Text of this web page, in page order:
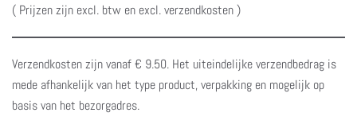
( Prijzen zijn excl. btw en excl. verzendkosten )
Verzendkosten zijn vanaf € 9.50. Het uiteindelijke verzendbedrag is
mede afhankelijk van het type product, verpakking en mogelijk op
basis van het bezorgadres.